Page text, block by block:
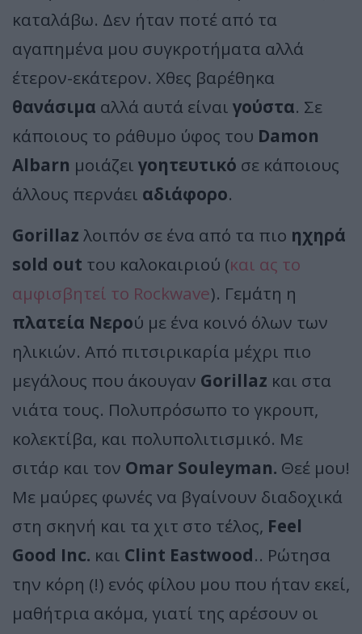
καταλάβω. Δεν ήταν ποτέ από τα
αγαπημένα μου συγκροτήματα αλλά
έτερον-εκάτερον. Χθες βαρέθηκα
θανάσιμα αλλά αυτά είναι γούστα. Σε
κάποιους το ράθυμο ύφος του Damon
Albarn μοιάζει γοητευτικό σε κάποιους
άλλους περνάει αδιάφορο.
Gorillaz λοιπόν σε ένα από τα πιο ηχηρά
sold out του καλοκαιριού (και ας το
αμφισβητεί το Rockwave). Γεμάτη η
πλατεία Νερού με ένα κοινό όλων των
ηλικιών. Από πιτσιρικαρία μέχρι πιο
μεγάλους που άκουγαν Gorillaz και στα
νιάτα τους. Πολυπρόσωπο το γκρουπ,
κολεκτίβα, και πολυπολιτισμικό. Με
σιτάρ και τον Omar Souleyman. Θεέ μου!
Με μαύρες φωνές να βγαίνουν διαδοχικά
στη σκηνή και τα χιτ στο τέλος, Feel
Good Inc. και Clint Eastwood.. Ρώτησα
την κόρη (!) ενός φίλου μου που ήταν εκεί,
μαθήτρια ακόμα, γιατί της αρέσουν οι